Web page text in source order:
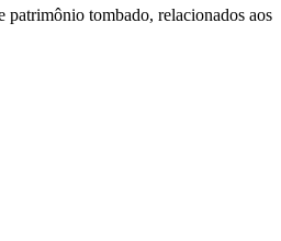
patrimônio tombado, relacionados aos